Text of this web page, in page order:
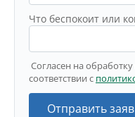
Что беспокоит или
Согласен на
соответствии с
Отправить